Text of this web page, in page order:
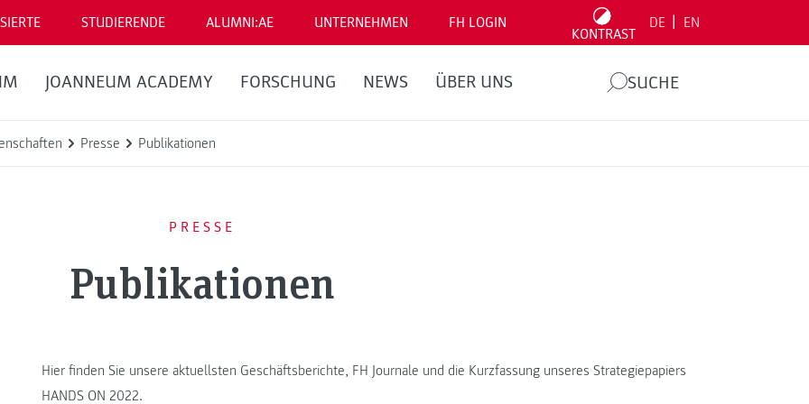
STUDIERENDE ALUMNI:AE UNTERNEHMEN FH LOGIN
KONTRAST
DE EN
JOANNEUM ACADEMY FORSCHUNG NEWS ÜBER UNS SUCHE
Presse Publikationen
PRESSE
Publikationen
Hier finden Sie unsere aktuellsten Geschäftsberichte, FH Journale und die Kurzfassung unseres Strategiepapiers
HANDS ON 2022.